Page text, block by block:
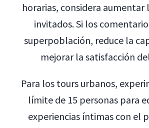
horarias, considera aumentar
invitados. Si los
superpoblación, reduce la
mejorar la satisfacción
Para los tours urbanos,
límite de 15 personas para
experiencias íntimas con el